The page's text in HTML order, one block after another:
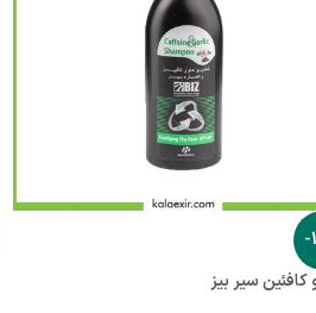
-
کافئین سیر بیز